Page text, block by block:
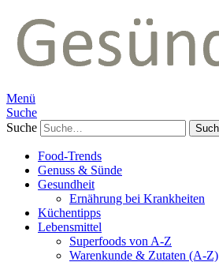
Menü
Suche
Suche
Food-Trends
Genuss & Sünde
Gesundheit
Ernährung bei Krankheiten
Küchentipps
Lebensmittel
Superfoods von A-Z
Warenkunde & Zutaten (A-Z)